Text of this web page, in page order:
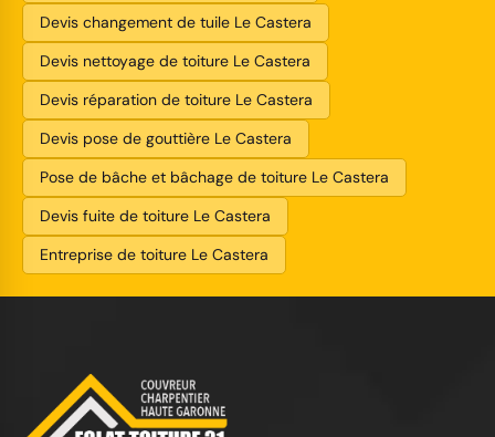
Devis changement de tuile Le Castera
Devis nettoyage de toiture Le Castera
Devis réparation de toiture Le Castera
Devis pose de gouttière Le Castera
Pose de bâche et bâchage de toiture Le Castera
Devis fuite de toiture Le Castera
Entreprise de toiture Le Castera